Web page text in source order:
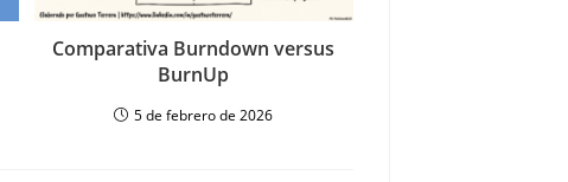
Comparativa Burndown versus
BurnUp
5 de febrero de 2026